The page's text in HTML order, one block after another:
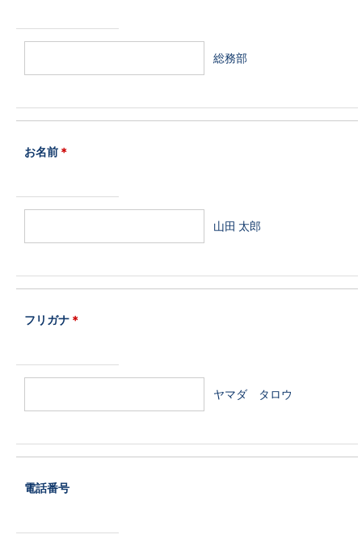
総務部
お名前＊
山田 太郎
フリガナ＊
ヤマダ タロウ
電話番号